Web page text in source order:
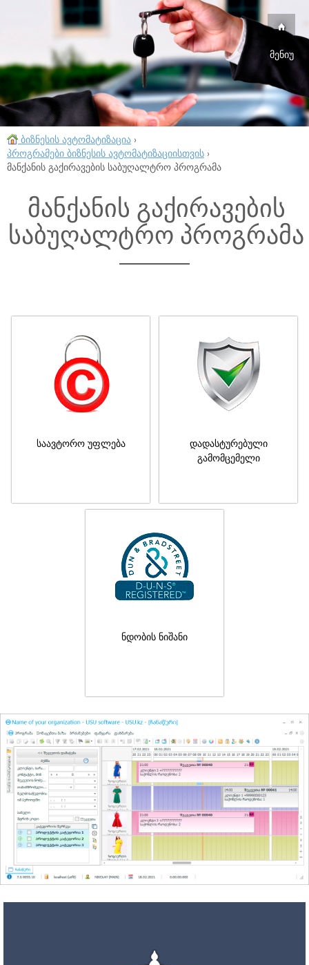
მენიუ
ბიზნესის ავტომატიზაცია ›
პროგრამები ბიზნესის ავტომატიზაციისთვის ›
მანქანის გაქირავების საბუღალტრო პროგრამა
მანქანის გაქირავების
საბუღალტრო პროგრამა
საავტორო უფლება
დადასტურებული
გამომცემელი
ნდობის ნიშანი